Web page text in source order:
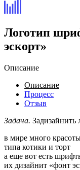
Логотип
эскорт»
Описание
Описание
Процесс
Отзыв
Задача.
в мире много
типа котики и торт
а еще вот есть
их дизайнит «фонт